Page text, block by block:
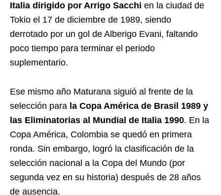
Italia dirigido por Arrigo Sacchi en la ciudad de
Tokio el 17 de diciembre de 1989, siendo
derrotado por un gol de Alberigo Evani, faltando
poco tiempo para terminar el periodo
suplementario.
Ese mismo año Maturana siguió al frente de la
selección para la Copa América de Brasil 1989 y
las Eliminatorias al Mundial de Italia 1990. En la
Copa América, Colombia se quedó en primera
ronda. Sin embargo, logró la clasificación de la
selección nacional a la Copa del Mundo (por
segunda vez en su historia) después de 28 años
de ausencia.